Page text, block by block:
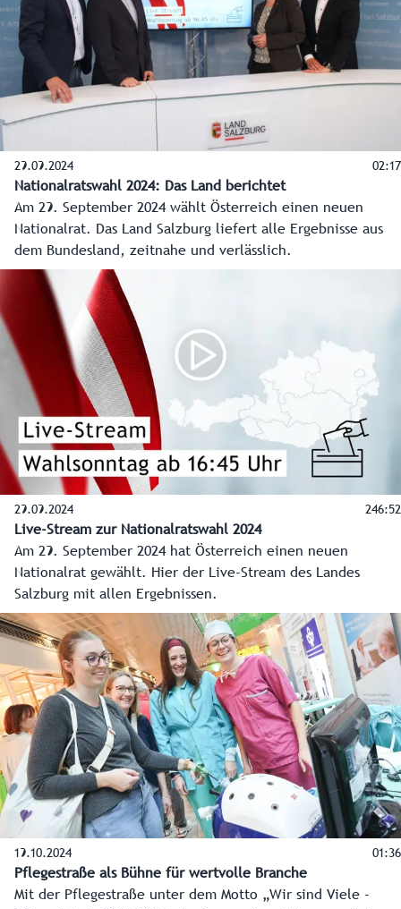
29.09.2024 02:17
Nationalratswahl 2024: Das Land berichtet
Am 29. September 2024 wählt Österreich einen neuen
Nationalrat. Das Land Salzburg liefert alle Ergebnisse aus
dem Bundesland, zeitnahe und verlässlich.
29.09.2024 246:52
Live-Stream zur Nationalratswahl 2024
Am 29. September 2024 hat Österreich einen neuen
Nationalrat gewählt. Hier der Live-Stream des Landes
Salzburg mit allen Ergebnissen.
19.10.2024 01:36
Pflegestraße als Bühne für wertvolle Branche
Mit der Pflegestraße unter dem Motto „Wir sind Viele -